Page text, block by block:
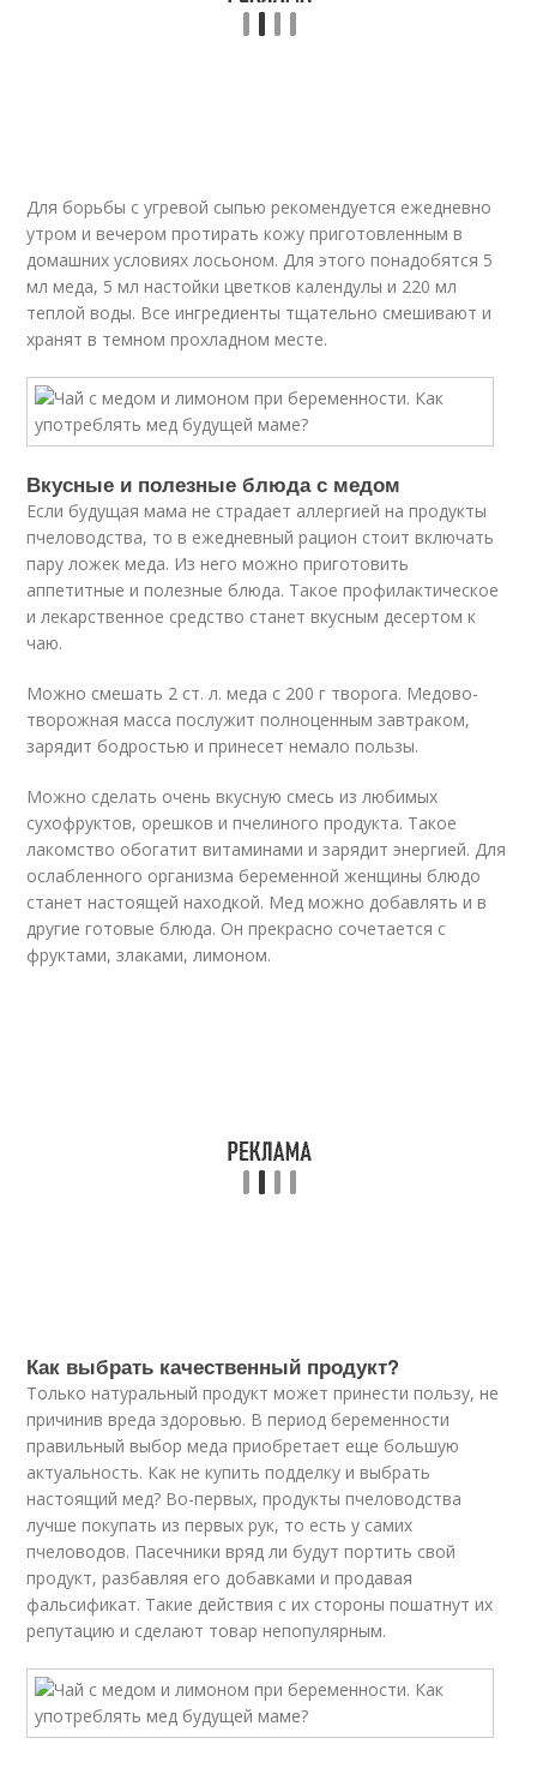
Для борьбы с угревой сыпью рекомендуется ежедневно
утром и вечером протирать кожу приготовленным в
домашних условиях лосьоном. Для этого понадобятся 5
мл меда, 5 мл настойки цветков календулы и 220 мл
теплой воды. Все ингредиенты тщательно смешивают и
хранят в темном прохладном месте.
Вкусные и полезные блюда с медом
Если будущая мама не страдает аллергией на продукты
пчеловодства, то в ежедневный рацион стоит включать
пару ложек меда. Из него можно приготовить
аппетитные и полезные блюда. Такое профилактическое
и лекарственное средство станет вкусным десертом к
чаю.
Можно смешать 2 ст. л. меда с 200 г творога. Медово-
творожная масса послужит полноценным завтраком,
зарядит бодростью и принесет немало пользы.
Можно сделать очень вкусную смесь из любимых
сухофруктов, орешков и пчелиного продукта. Такое
лакомство обогатит витаминами и зарядит энергией. Для
ослабленного организма беременной женщины блюдо
станет настоящей находкой. Мед можно добавлять и в
другие готовые блюда. Он прекрасно сочетается с
фруктами, злаками, лимоном.
Как выбрать качественный продукт?
Только натуральный продукт может принести пользу, не
причинив вреда здоровью. В период беременности
правильный выбор меда приобретает еще большую
актуальность. Как не купить подделку и выбрать
настоящий мед? Во-первых, продукты пчеловодства
лучше покупать из первых рук, то есть у самих
пчеловодов. Пасечники вряд ли будут портить свой
продукт, разбавляя его добавками и продавая
фальсификат. Такие действия с их стороны пошатнут их
репутацию и сделают товар непопулярным.